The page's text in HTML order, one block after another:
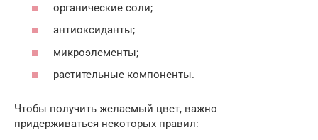
органические соли;
антиоксиданты;
микроэлементы;
растительные компоненты.
Чтобы получить желаемый цвет, важно
придерживаться некоторых правил: